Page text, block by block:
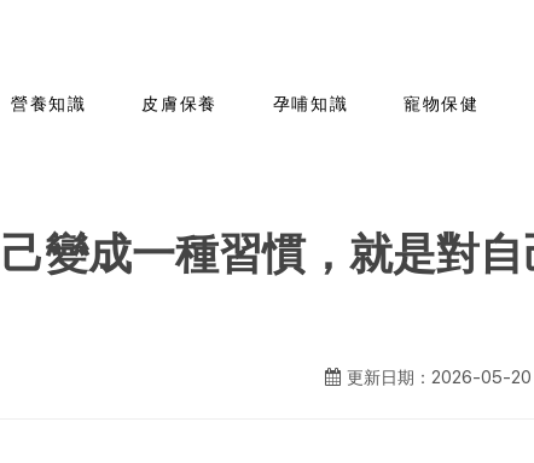
營養知識 皮膚保養 孕哺知識 寵物保健
己變成一種習慣，就是對
更新日期：2026-05-20